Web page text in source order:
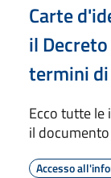
Carte
il
termini
Ecco tutte le
il documento
Accesso